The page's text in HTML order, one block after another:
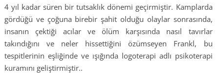
4 yıl kadar süren bir tutsaklık dönemi geçirmiştir. Kamplarda
gördüğü ve çoğuna birebir şahit olduğu olaylar sonrasında,
insanın çektiği acılar ve ölüm karşısında nasıl tavırlar
takındığını ve neler hissettiğini özümseyen Frankl, bu
tespitlerinin eşliğinde ve ışığında logoterapi adlı psikoterapi
kuramını geliştirmiştir..